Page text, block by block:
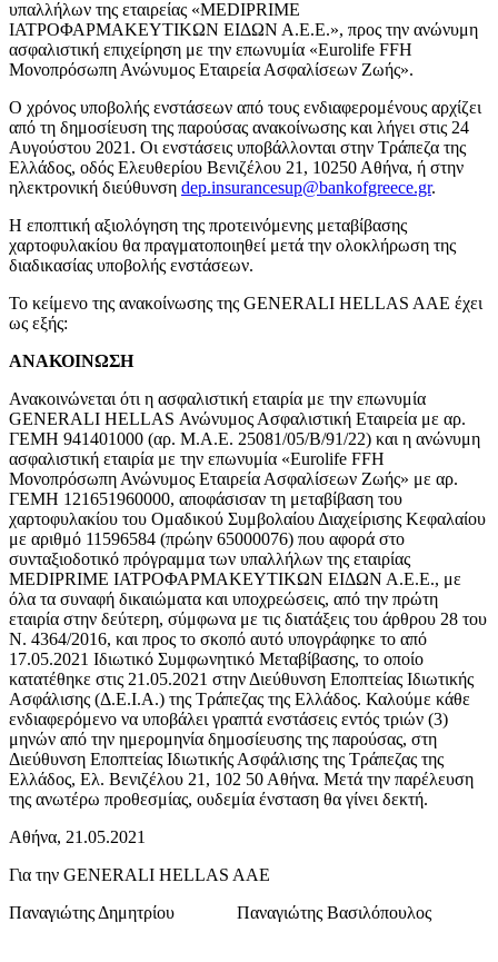
υπαλλήλων της εταιρείας «MEDIPRIME
ΙΑΤΡΟΦΑΡΜΑΚΕΥΤΙΚΩΝ ΕΙΔΩΝ Α.Ε.Ε.», προς την ανώνυμη
ασφαλιστική επιχείρηση με την επωνυμία «Eurolife FFH
Μονοπρόσωπη Ανώνυμος Εταιρεία Ασφαλίσεων Ζωής».
Ο χρόνος υποβολής ενστάσεων από τους ενδιαφερομένους αρχίζει
από τη δημοσίευση της παρούσας ανακοίνωσης και λήγει στις 24
Αυγούστου 2021. Οι ενστάσεις υποβάλλονται στην Τράπεζα της
Ελλάδος, οδός Ελευθερίου Βενιζέλου 21, 10250 Αθήνα, ή στην
ηλεκτρονική διεύθυνση dep.insurancesup@bankofgreece.gr.
H εποπτική αξιολόγηση της προτεινόμενης μεταβίβασης
χαρτοφυλακίου θα πραγματοποιηθεί μετά την ολοκλήρωση της
διαδικασίας υποβολής ενστάσεων.
Το κείμενο της ανακοίνωσης της GENERALI HELLAS AAΕ έχει
ως εξής:
ΑΝΑΚΟΙΝΩΣΗ
Ανακοινώνεται ότι η ασφαλιστική εταιρία με την επωνυμία
GENERALI HELLAS Ανώνυμoς Ασφαλιστική Εταιρεία με αρ.
ΓΕΜΗ 941401000 (αρ. Μ.Α.Ε. 25081/05/B/91/22) και η ανώνυμη
ασφαλιστική εταιρία με την επωνυμία «Eurolife FFH
Μονοπρόσωπη Ανώνυμος Εταιρεία Ασφαλίσεων Ζωής» με αρ.
ΓΕΜΗ 121651960000, αποφάσισαν τη μεταβίβαση του
χαρτοφυλακίου του Ομαδικού Συμβολαίου Διαχείρισης Κεφαλαίου
με αριθμό 11596584 (πρώην 65000076) που αφορά στο
συνταξιοδοτικό πρόγραμμα των υπαλλήλων της εταιρίας
MEDIPRIME ΙΑΤΡΟΦΑΡΜΑΚΕΥΤΙΚΩΝ ΕΙΔΩΝ Α.Ε.Ε., με
όλα τα συναφή δικαιώματα και υποχρεώσεις, από την πρώτη
εταιρία στην δεύτερη, σύμφωνα με τις διατάξεις του άρθρου 28 του
Ν. 4364/2016, και προς το σκοπό αυτό υπογράφηκε το από
17.05.2021 Ιδιωτικό Συμφωνητικό Μεταβίβασης, το οποίο
κατατέθηκε στις 21.05.2021 στην Διεύθυνση Εποπτείας Ιδιωτικής
Ασφάλισης (Δ.Ε.Ι.Α.) της Τράπεζας της Ελλάδος. Καλούμε κάθε
ενδιαφερόμενο να υποβάλει γραπτά ενστάσεις εντός τριών (3)
μηνών από την ημερομηνία δημοσίευσης της παρούσας, στη
Διεύθυνση Εποπτείας Ιδιωτικής Ασφάλισης της Τράπεζας της
Ελλάδος, Ελ. Βενιζέλου 21, 102 50 Αθήνα. Μετά την παρέλευση
της ανωτέρω προθεσμίας, ουδεμία ένσταση θα γίνει δεκτή.
Αθήνα, 21.05.2021
Για την GENERALI HELLAS AAΕ
Παναγιώτης Δημητρίου Παναγιώτης Βασιλόπουλος